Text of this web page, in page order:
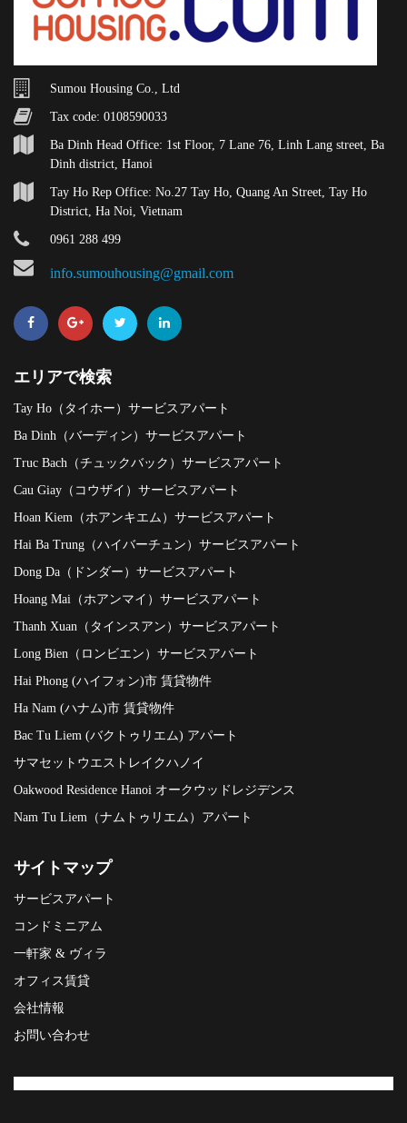
Sumou Housing Co., Ltd
Tax code: 0108590033
Ba Dinh Head Office: 1st Floor, 7 Lane 76, Linh Lang street, Ba
Dinh district, Hanoi
Tay Ho Rep Office: No.27 Tay Ho, Quang An Street, Tay Ho
District, Ha Noi, Vietnam
0961 288 499
info.sumouhousing@gmail.com
エリアで検索
Tay Ho（タイホー）サービスアパート
Ba Dinh（バーディン）サービスアパート
Truc Bach（チュックバック）サービスアパート
Cau Giay（コウザイ）サービスアパート
Hoan Kiem（ホアンキエム）サービスアパート
Hai Ba Trung（ハイバーチュン）サービスアパート
Dong Da（ドンダー）サービスアパート
Hoang Mai（ホアンマイ）サービスアパート
Thanh Xuan（タインスアン）サービスアパート
Long Bien（ロンビエン）サービスアパート
Hai Phong (ハイフォン)市 賃貸物件
Ha Nam (ハナム)市 賃貸物件
Bac Tu Liem (バクトゥリエム) アパート
サマセットウエストレイクハノイ
Oakwood Residence Hanoi オークウッドレジデンス
Nam Tu Liem（ナムトゥリエム）アパート
サイトマップ
サービスアパート
コンドミニアム
一軒家 & ヴィラ
オフィス賃貸
会社情報
お問い合わせ